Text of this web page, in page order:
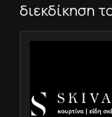
διεκδίκηση